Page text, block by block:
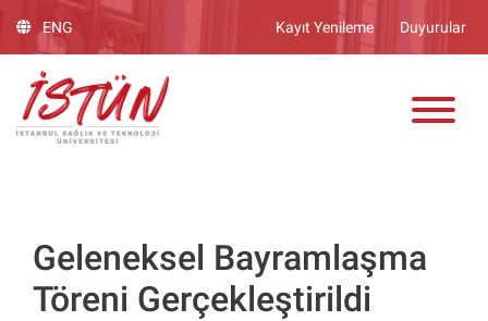
dikkat:
web
sitesinde,
erişilebilirliği
BiClick"
sistemi
bulunur.
ENG Kayıt Yenileme Duyurular
Geleneksel Bayramlaşma
Töreni Gerçekleştirildi